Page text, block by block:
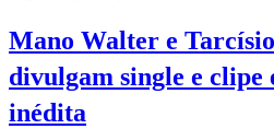
Mano Walter e
divulgam single e clipe
inédita